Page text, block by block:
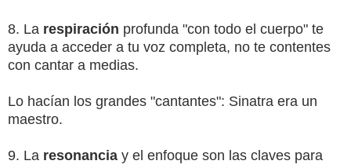
8. La respiración profunda "con todo el cuerpo" te
ayuda a acceder a tu voz completa, no te contentes
con cantar a medias.
Lo hacían los grandes "cantantes": Sinatra era un
maestro.
9. La resonancia y el enfoque son las claves para